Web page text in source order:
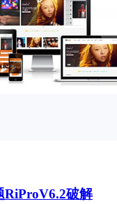
RiProV6.2破解